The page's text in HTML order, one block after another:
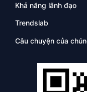
Khả năng lãnh đạo
Trendslab
Câu chuyện của